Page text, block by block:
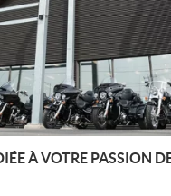
À VOTRE PASSION